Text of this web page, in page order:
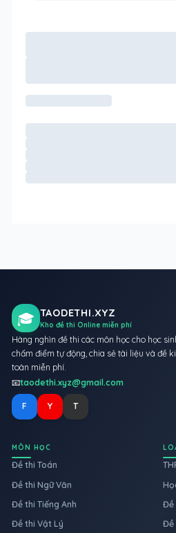
🎓 TAODETHI.XYZ
Kho đề thi Online miễn phí
Hàng nghìn đề thi các môn học cho học
chấm điểm tự động, chia sẻ tài liệu và đề
toàn miễn phí.
📧taodethi.xyz@gmail.com
F Y T
MÔN HỌC
Đề thi Toán
Đề thi Ngữ Văn
Đề thi Tiếng Anh
Đề thi Vật Lý
Đề
Đề